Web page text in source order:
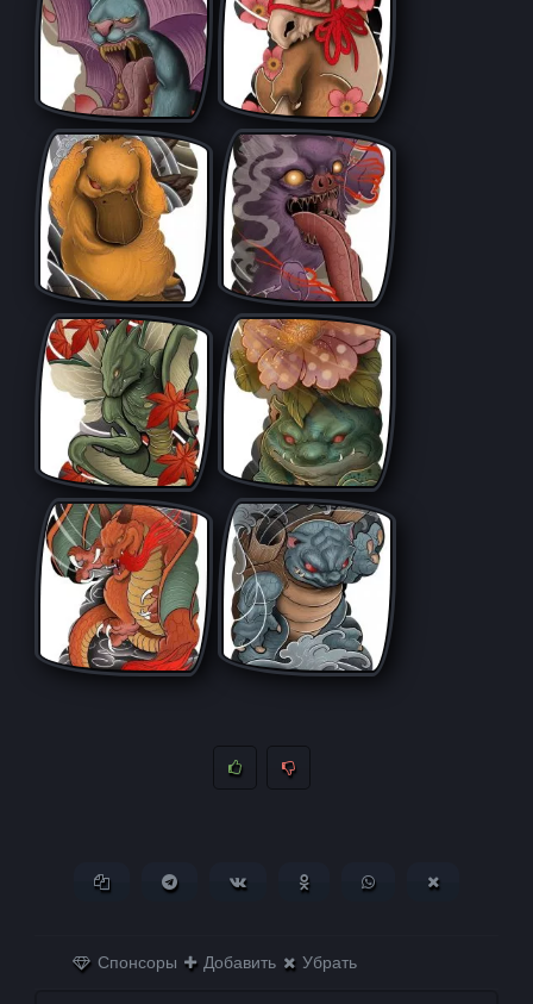
Копировать ссылкуПоделиться в Telegram
Поделиться ВКонтактеПоделиться в
Поделиться в
Спонсоры Добавить Убрать